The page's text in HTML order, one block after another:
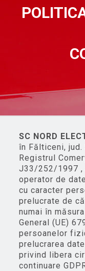
SC NORD
în Fălticeni,
Registrul
J33/252/1997 ,
operator de
cu caracter
prelucrate de
numai în
General (UE)
persoanelor
prelucrarea
privind libera
continuare